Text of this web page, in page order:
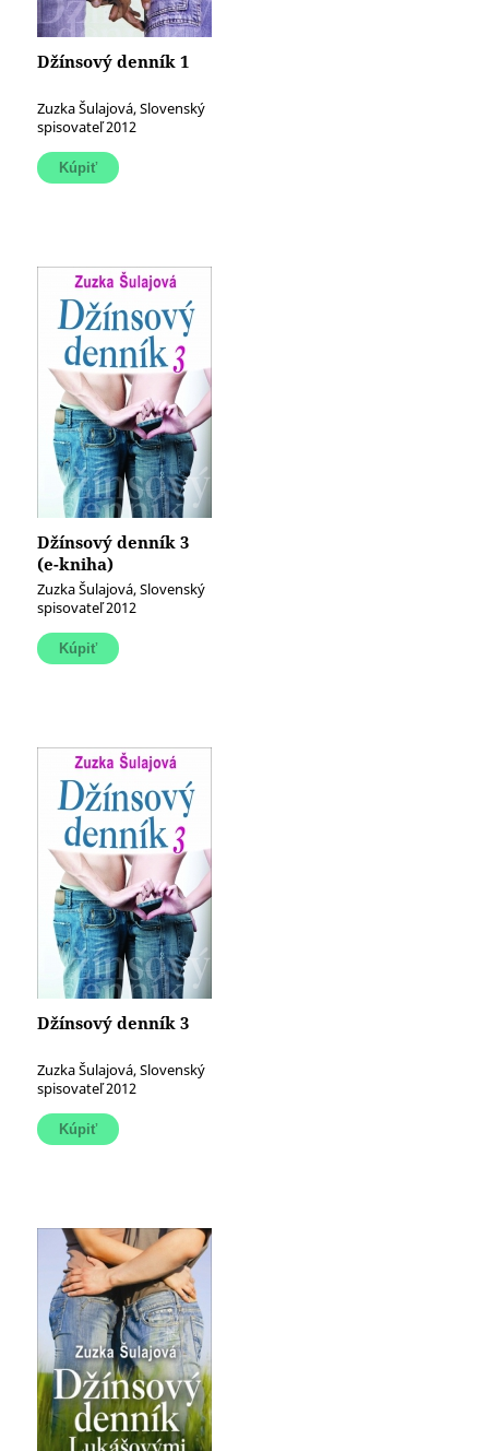
Džínsový denník 1
Zuzka Šulajová, Slovenský
spisovateľ 2012
Džínsový denník 3
(e-kniha)
Zuzka Šulajová, Slovenský
spisovateľ 2012
Džínsový denník 3
Zuzka Šulajová, Slovenský
spisovateľ 2012